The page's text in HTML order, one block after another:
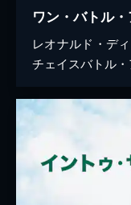
ワン・バトル
レオナルド・デ
チェイスバトル・